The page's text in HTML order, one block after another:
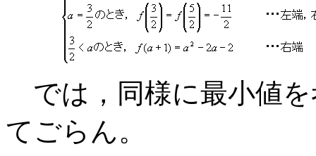
では，同様に最小値
てごらん。